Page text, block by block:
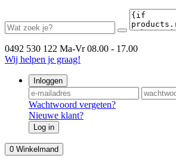
0492 530 122 Ma-Vr 08.00 - 17.00
Wij helpen je graag!
Inloggen
Wachtwoord vergeten?
Nieuwe klant?
Log in
0 Winkelmand